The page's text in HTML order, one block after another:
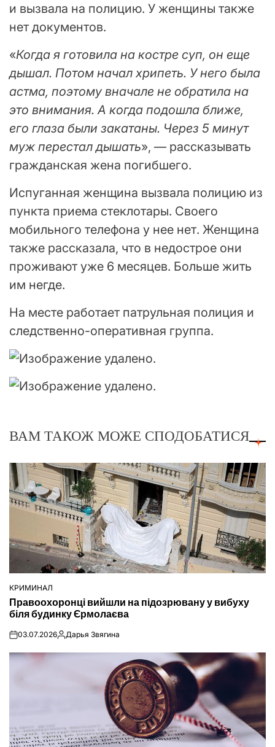
и вызвала на полицию. У женщины также
нет документов.
«Когда я готовила на костре суп, он еще
дышал. Потом начал хрипеть. У него была
астма, поэтому вначале не обратила на
это внимания. А когда подошла ближе,
его глаза были закатаны. Через 5 минут
муж перестал дышать», — рассказывать
гражданская жена погибшего.
Испуганная женщина вызвала полицию из
пункта приема стеклотары. Своего
мобильного телефона у нее нет. Женщина
также рассказала, что в недострое они
проживают уже 6 месяцев. Больше жить
им негде.
На месте работает патрульная полиция и
следственно-оперативная группа.
ВАМ ТАКОЖ МОЖЕ СПОДОБАТИСЯ
ОПУБЛІКУВАТИ
КРИМИНАЛ
Правоохоронці вийшли на підозрювану у вибуху
біля будинку Єрмолаєва
on03.07.2026Опубліковано
Дарья Звягина